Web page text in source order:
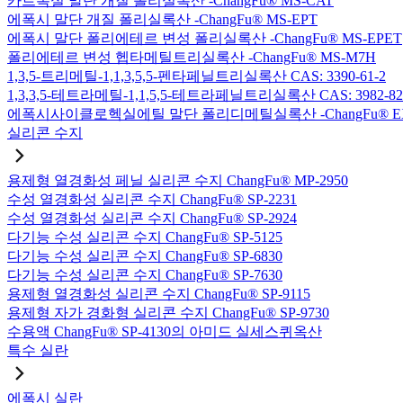
에폭시 말단 개질 폴리실록산 -ChangFu® MS-EPT
에폭시 말단 폴리에테르 변성 폴리실록산 -ChangFu® MS-EPET
폴리에테르 변성 헵타메틸트리실록산 -ChangFu® MS-M7H
1,3,5-트리메틸-1,1,3,5,5-펜타페닐트리실록산 CAS: 3390-61-2
1,3,3,5-테트라메틸-1,1,5,5-테트라페닐트리실록산 CAS: 3982-
에폭시사이클로헥실에틸 말단 폴리디메틸실록산 -ChangFu®
실리콘 수지
용제형 열경화성 페닐 실리콘 수지 ChangFu® MP-2950
수성 열경화성 실리콘 수지 ChangFu® SP-2231
수성 열경화성 실리콘 수지 ChangFu® SP-2924
다기능 수성 실리콘 수지 ChangFu® SP-5125
다기능 수성 실리콘 수지 ChangFu® SP-6830
다기능 수성 실리콘 수지 ChangFu® SP-7630
용제형 열경화성 실리콘 수지 ChangFu® SP-9115
용제형 자가 경화형 실리콘 수지 ChangFu® SP-9730
수용액 ChangFu® SP-4130의 아미드 실세스퀴옥산
특수 실란
에폭시 실란